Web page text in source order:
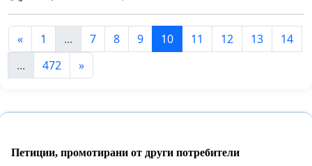
« 1 ... 7 8 9 10 11 12 13
14
...
472 »
Петиции, промотирани от други потребители